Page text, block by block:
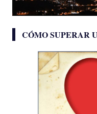
CÓMO SUPERAR